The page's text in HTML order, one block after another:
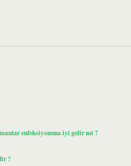
enfeksiyonuna iyi gelir mi ?
?